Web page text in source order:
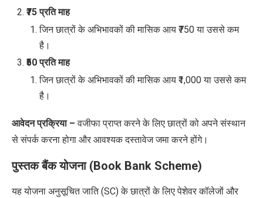
₹75 प्रति माह
जिन छात्रों के अभिभावकों की मासिक आय ₹750 या उससे कम
है।
₹50 प्रति माह
जिन छात्रों के अभिभावकों की मासिक आय ₹1,000 या उससे कम
है।
आवेदन प्रक्रिया –वजीफा प्राप्त करने के लिए छात्रों को अपने संस्थान
से संपर्क करना होगा और आवश्यक दस्तावेज जमा करने होंगे।
पुस्तक बैंक योजना (Book Bank Scheme)
यह योजना अनुसूचित जाति (SC) के छात्रों के लिए पेशेवर कॉलेजों और